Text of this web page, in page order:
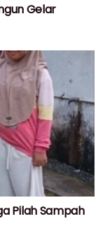
Gelar
Pilah Sampah